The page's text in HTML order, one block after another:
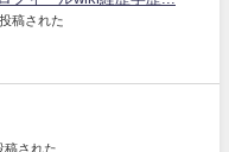
稿された
稿された